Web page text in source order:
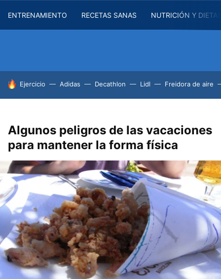
ENTRENAMIENTO RECETAS SANAS NUTRICIÓN Y
HOY SE HABLA DE
Ejercicio Adidas Decathlon Lidl Freidora de aire
Algunos peligros de las vacaciones
para mantener la forma física